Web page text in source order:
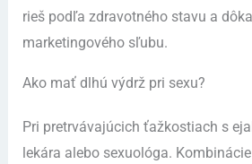
rieš podľa zdravotného stavu a
marketingového sľubu.
Ako mať dlhú výdrž pri sexu?
Pri pretrvávajúcich ťažkostiach s
lekára alebo sexuológa.